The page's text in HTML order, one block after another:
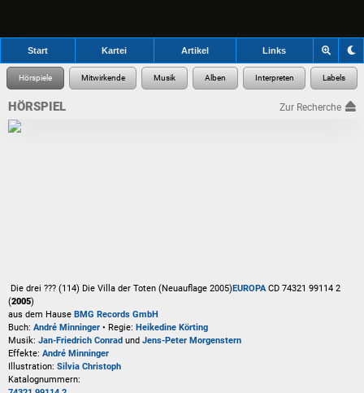
Start Kartei Artikel Links
HÖRSPIEL Zur Recherche
Die drei ??? (114) Die Villa der Toten (Neuauflage 2005)EUROPACD 74321 99114 2
(2005)
aus dem Hause BMG Records GmbH
Buch: André Minninger • Regie: Heikedine Körting
Musik: Jan-Friedrich Conrad und Jens-Peter Morgenstern
Effekte: André Minninger
Illustration: Silvia Christoph
Katalognummern: